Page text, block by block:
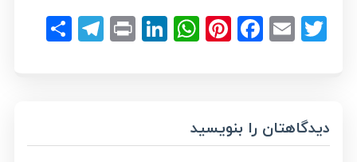
Twitter
Email
Facebook
Pinterest
WhatsApp
LinkedIn
Print
دیدگاهتان را بنویسید